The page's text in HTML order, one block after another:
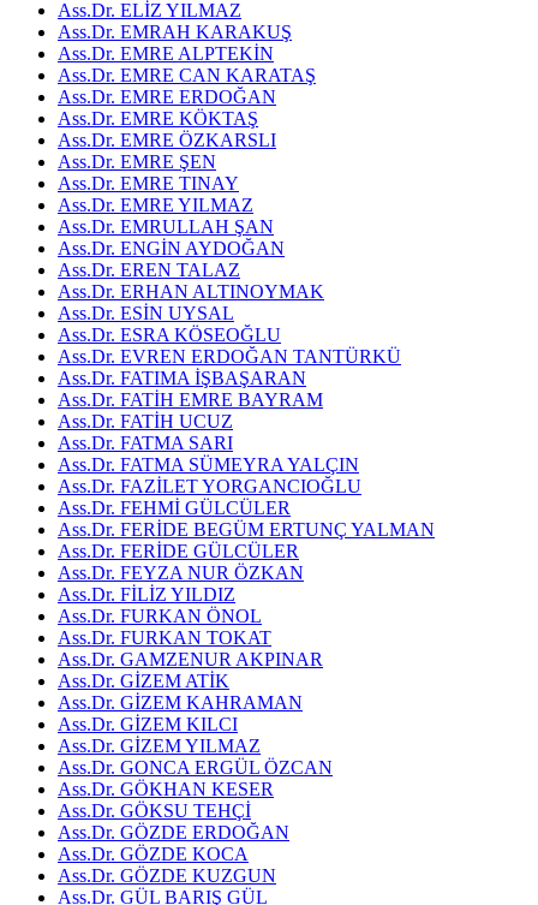
Ass.Dr. ELİZ YILMAZ
Ass.Dr. EMRAH KARAKUŞ
Ass.Dr. EMRE ALPTEKİN
Ass.Dr. EMRE CAN KARATAŞ
Ass.Dr. EMRE ERDOĞAN
Ass.Dr. EMRE KÖKTAŞ
Ass.Dr. EMRE ÖZKARSLI
Ass.Dr. EMRE ŞEN
Ass.Dr. EMRE TINAY
Ass.Dr. EMRE YILMAZ
Ass.Dr. EMRULLAH ŞAN
Ass.Dr. ENGİN AYDOĞAN
Ass.Dr. EREN TALAZ
Ass.Dr. ERHAN ALTINOYMAK
Ass.Dr. ESİN UYSAL
Ass.Dr. ESRA KÖSEOĞLU
Ass.Dr. EVREN ERDOĞAN TANTÜRKÜ
Ass.Dr. FATIMA İŞBAŞARAN
Ass.Dr. FATİH EMRE BAYRAM
Ass.Dr. FATİH UCUZ
Ass.Dr. FATMA SARI
Ass.Dr. FATMA SÜMEYRA YALÇIN
Ass.Dr. FAZİLET YORGANCIOĞLU
Ass.Dr. FEHMİ GÜLCÜLER
Ass.Dr. FERİDE BEGÜM ERTUNÇ YALMAN
Ass.Dr. FERİDE GÜLCÜLER
Ass.Dr. FEYZA NUR ÖZKAN
Ass.Dr. FİLİZ YILDIZ
Ass.Dr. FURKAN ÖNOL
Ass.Dr. FURKAN TOKAT
Ass.Dr. GAMZENUR AKPINAR
Ass.Dr. GİZEM ATİK
Ass.Dr. GİZEM KAHRAMAN
Ass.Dr. GİZEM KILCI
Ass.Dr. GİZEM YILMAZ
Ass.Dr. GONCA ERGÜL ÖZCAN
Ass.Dr. GÖKHAN KESER
Ass.Dr. GÖKSU TEHÇİ
Ass.Dr. GÖZDE ERDOĞAN
Ass.Dr. GÖZDE KOCA
Ass.Dr. GÖZDE KUZGUN
Ass.Dr. GÜL BARIŞ GÜL